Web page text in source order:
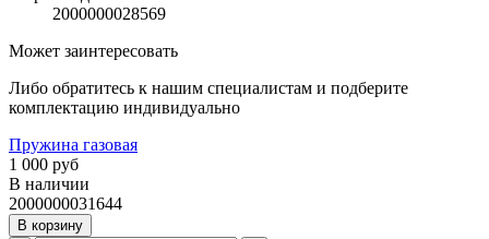
2000000028569
Может заинтересовать
Либо обратитесь к нашим специалистам и подберите
комплектацию индивидуально
Пружина газовая
1 000 руб
В наличии
2000000031644
В корзину